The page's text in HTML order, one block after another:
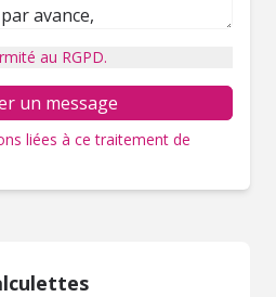
au RGPD.
un message
liées à ce traitement de